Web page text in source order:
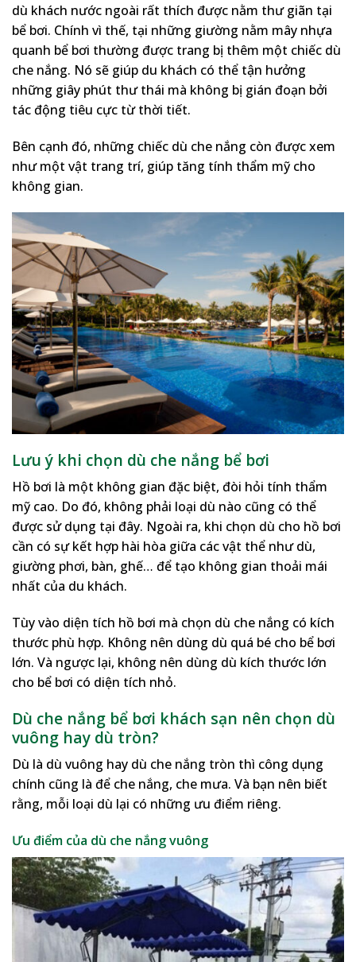
dù khách nước ngoài rất thích được nằm thư giãn tại
bể bơi. Chính vì thế, tại những giường nằm mây nhựa
quanh bể bơi thường được trang bị thêm một chiếc dù
che nắng. Nó sẽ giúp du khách có thể tận hưởng
những giây phút thư thái mà không bị gián đoạn bởi
tác động tiêu cực từ thời tiết.
Bên cạnh đó, những chiếc dù che nắng còn được xem
như một vật trang trí, giúp tăng tính thẩm mỹ cho
không gian.
Lưu ý khi chọn dù che nắng bể bơi
Hồ bơi là một không gian đặc biệt, đòi hỏi tính thẩm
mỹ cao. Do đó, không phải loại dù nào cũng có thể
được sử dụng tại đây. Ngoài ra, khi chọn dù cho hồ bơi
cần có sự kết hợp hài hòa giữa các vật thể như dù,
giường phơi, bàn, ghế… để tạo không gian thoải mái
nhất của du khách.
Tùy vào diện tích hồ bơi mà chọn dù che nắng có kích
thước phù hợp. Không nên dùng dù quá bé cho bể bơi
lớn. Và ngược lại, không nên dùng dù kích thước lớn
cho bể bơi có diện tích nhỏ.
Dù che nắng bể bơi khách sạn nên chọn dù
vuông hay dù tròn?
Dù là dù vuông hay dù che nắng tròn thì công dụng
chính cũng là để che nắng, che mưa. Và bạn nên biết
rằng, mỗi loại dù lại có những ưu điểm riêng.
Ưu điểm của dù che nắng vuông